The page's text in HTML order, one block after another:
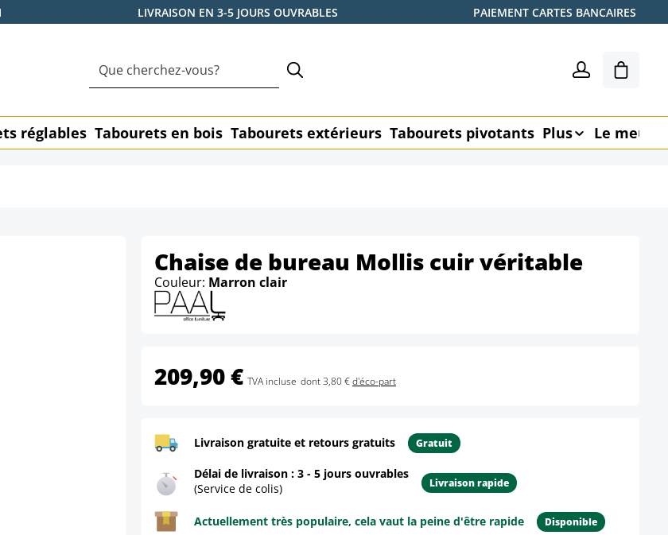
LIVRAISON EN 3-5 JOURS OUVRABLES PAIEMENT CARTES BANCAIRES
Le
réglables Tabourets en bois Tabourets extérieurs Tabourets pivotants Plus Le
Chaise de bureau Mollis cuir véritable
Couleur: Marron clair
209,90 € TVA incluse dont 3,80 €d'éco-part
Livraison gratuite et retours gratuits Gratuit
Délai de livraison : 3 - 5 jours ouvrables
(Service de colis)
Livraison rapide
Actuellement très populaire, cela vaut la peine d'être rapide Disponible